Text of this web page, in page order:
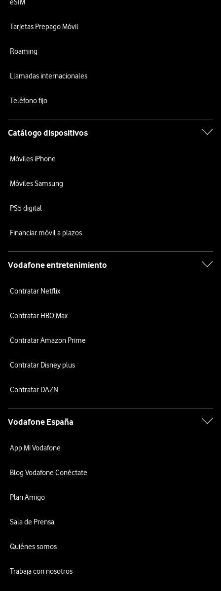
eSIM
Tarjetas Prepago Móvil
Roaming
Llamadas internacionales
Teléfono fijo
Catálogo dispositivos
Móviles iPhone
Móviles Samsung
PS5 digital
Financiar móvil a plazos
Vodafone entretenimiento
Contratar Netflix
Contratar HBO Max
Contratar Amazon Prime
Contratar Disney plus
Contratar DAZN
Vodafone España
App Mi Vodafone
Blog Vodafone Conéctate
Plan Amigo
Sala de Prensa
Quiénes somos
Trabaja con nosotros